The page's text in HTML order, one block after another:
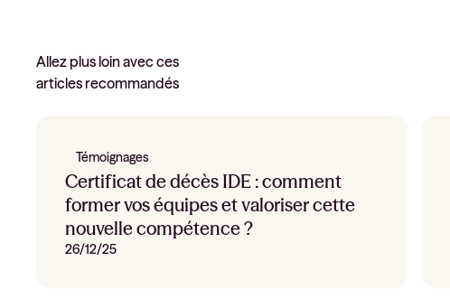
Allez plus loin avec ces
articles recommandés
Témoignages
Certificat de décès IDE : comment
former vos équipes et valoriser cette
nouvelle compétence ?
26/12/25